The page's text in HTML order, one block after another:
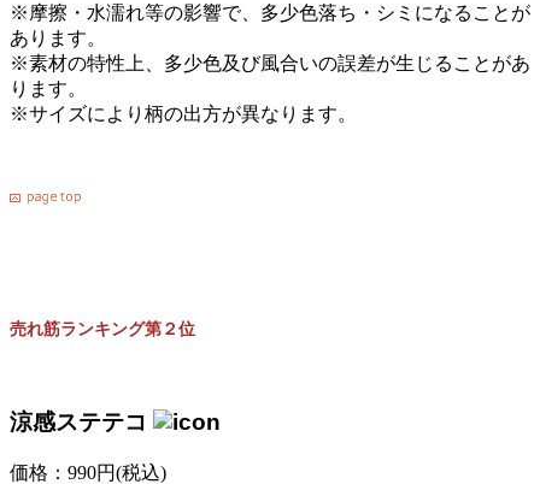
※摩擦・水濡れ等の影響で、多少色落ち・シミになることが
あります。
※素材の特性上、多少色及び風合いの誤差が生じることがあ
ります。
※サイズにより柄の出方が異なります。
売れ筋ランキング第２位
涼感ステテコ
価格：990円(税込)